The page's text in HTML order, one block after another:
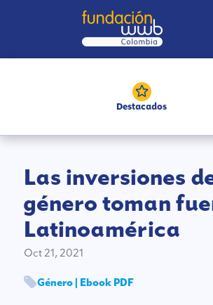
Destacados
Las inversiones
género toman
Latinoamérica
Oct 21, 2021
Género | Ebook PDF